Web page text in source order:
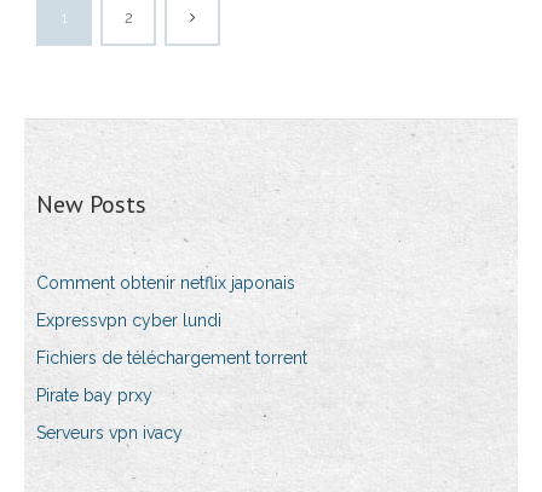
1 2
New Posts
Comment obtenir netflix japonais
Expressvpn cyber lundi
Fichiers de téléchargement torrent
Pirate bay prxy
Serveurs vpn ivacy